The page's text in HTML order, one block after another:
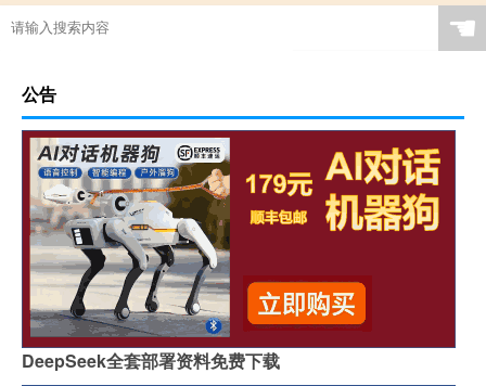
☚
公告
DeepSeek全套部署资料免费下载